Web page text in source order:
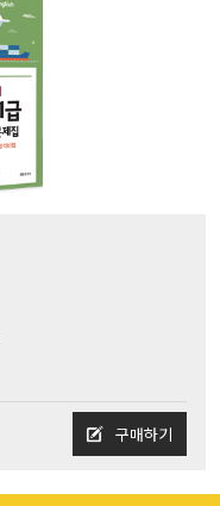
구매하기